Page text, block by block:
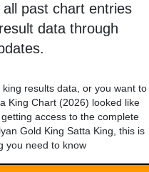
past chart entries
data through
results data, or you want to
King Chart (2026) looked like
access to the complete
Gold King Satta King, this is
you need to know